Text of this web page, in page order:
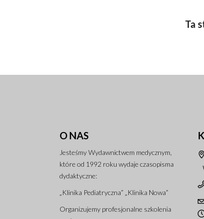
Ta
O NAS
Jesteśmy Wydawnictwem medycznym,
które od 1992 roku wydaje czasopisma
dydaktyczne:
„Klinika Pediatryczna” „Klinika Nowa”
Organizujemy profesjonalne szkolenia